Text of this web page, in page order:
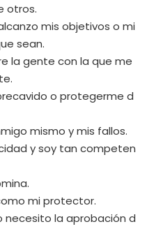
otros.
mis objetivos o mi
sean.
la gente con la que me
o protegerme d
mismo y mis fallos.
y soy tan competen
mi protector.
necesito la aprobación d